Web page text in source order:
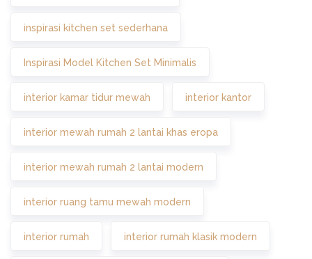
inspirasi kitchen set sederhana
Inspirasi Model Kitchen Set Minimalis
interior kamar tidur mewah interior kantor
interior mewah rumah 2 lantai khas eropa
interior mewah rumah 2 lantai modern
interior ruang tamu mewah modern
interior rumah interior rumah klasik modern